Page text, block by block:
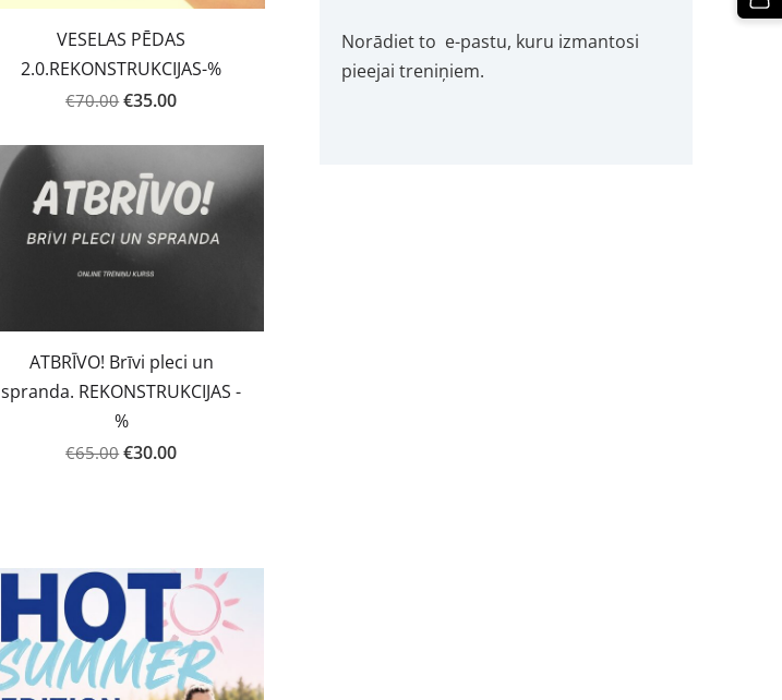
Norādiet to e-pastu, kuru izmantosi
pieejai treniņiem.
VESELAS PĒDAS
2.0.REKONSTRUKCIJAS-%
€70.00 €35.00
ATBRĪVO! Brīvi pleci un
spranda. REKONSTRUKCIJAS -
%
€65.00 €30.00